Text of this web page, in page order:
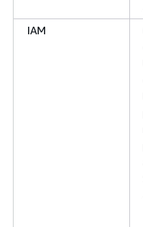
IAM